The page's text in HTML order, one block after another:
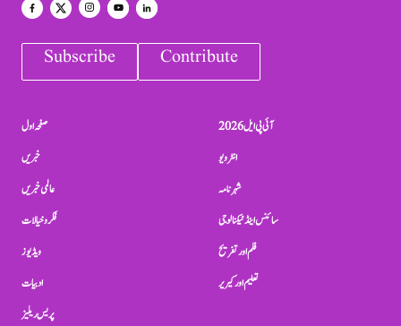
Subscribe Contribute
صفحہ اول
خبریں
عالمی خبریں
فکر و خیالات
ویڈیوز
ادبیات
پریس ریلیز
آئی پی ایل 2026
انٹرویو
شہرنامہ
سائنس اینڈ ٹیکنالوجی
فلم اور تفریح
تعلیم اور کیریر